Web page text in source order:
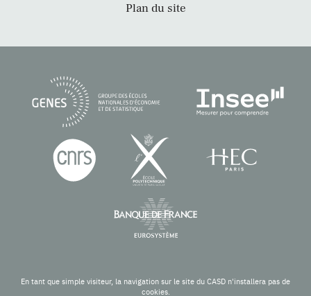
Plan du site
En tant que simple visiteur, la navigation sur le site du CASD n'installera pas de
cookies.